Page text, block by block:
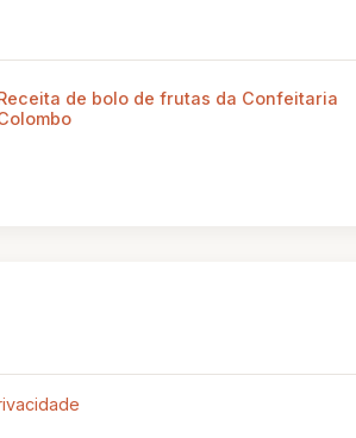
de bolo de frutas da Confeitaria